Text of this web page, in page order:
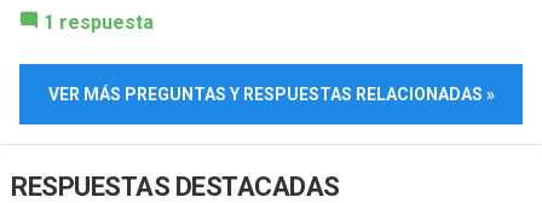
1 respuesta
VER MÁS PREGUNTAS Y RESPUESTAS RELACIONADAS »
RESPUESTAS DESTACADAS